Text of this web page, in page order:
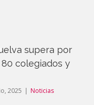
supera por
colegiados y
2025 | Noticias